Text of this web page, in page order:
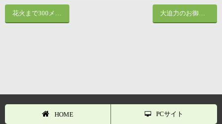
花火まで300メートル！？ 7月23日は「えびな市民まつり」で大迫力の花火を楽しもう！！ 大迫力のお御輿と山車が見ドコロ！？上溝夏祭りを楽しもう！！
HOME PCサイト